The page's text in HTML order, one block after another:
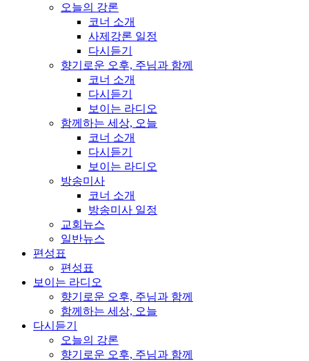
오늘의 강론
코너 소개
사제강론 일정
다시듣기
향기로운 오후, 주님과 함께
코너 소개
다시듣기
보이는 라디오
함께하는 세상, 오늘
코너 소개
다시듣기
보이는 라디오
방송미사
코너 소개
방송미사 일정
교회뉴스
일반뉴스
편성표
편성표
보이는 라디오
향기로운 오후, 주님과 함께
함께하는 세상, 오늘
다시듣기
오늘의 강론
향기로운 오후, 주님과 함께